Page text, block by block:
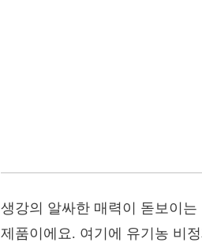
생강의 알싸한 매력이 돋보이
제품이에요. 여기에 유기농 비